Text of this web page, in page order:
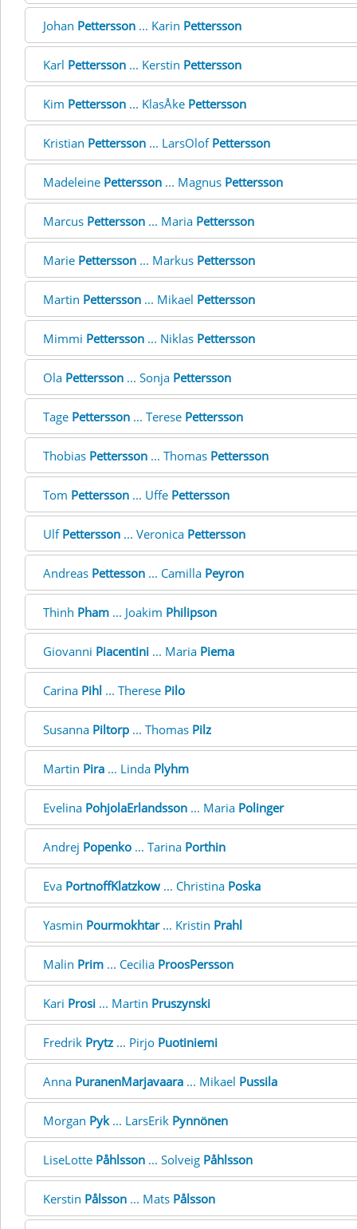
Johan Pettersson ... Karin Pettersson
Karl Pettersson ... Kerstin Pettersson
Kim Pettersson ... KlasÅke Pettersson
Kristian Pettersson ... LarsOlof Pettersson
Madeleine Pettersson ... Magnus Pettersson
Marcus Pettersson ... Maria Pettersson
Marie Pettersson ... Markus Pettersson
Martin Pettersson ... Mikael Pettersson
Mimmi Pettersson ... Niklas Pettersson
Ola Pettersson ... Sonja Pettersson
Tage Pettersson ... Terese Pettersson
Thobias Pettersson ... Thomas Pettersson
Tom Pettersson ... Uffe Pettersson
Ulf Pettersson ... Veronica Pettersson
Andreas Pettesson ... Camilla Peyron
Thinh Pham ... Joakim Philipson
Giovanni Piacentini ... Maria Piema
Carina Pihl ... Therese Pilo
Susanna Piltorp ... Thomas Pilz
Martin Pira ... Linda Plyhm
Evelina PohjolaErlandsson ... Maria Polinger
Andrej Popenko ... Tarina Porthin
Eva PortnoffKlatzkow ... Christina Poska
Yasmin Pourmokhtar... Kristin Prahl
Malin Prim ... Cecilia ProosPersson
Kari Prosi ... Martin Pruszynski
Fredrik Prytz ... Pirjo Puotiniemi
Anna PuranenMarjavaara ... Mikael Pussila
Morgan Pyk... LarsErik Pynnönen
LiseLotte Påhlsson ... Solveig Påhlsson
Kerstin Pålsson ... Mats Pålsson